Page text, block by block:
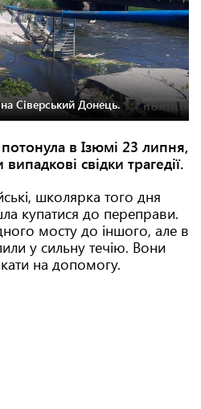
Сіверський Донець.
в Ізюмі 23 липня,
свідки трагедії.
школярка того дня
купатися до переправи.
мосту до іншого, але в
у сильну течію. Вони
на допомогу.